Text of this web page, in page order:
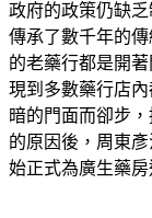
政府的政策仍缺
傳承了數千年的
的老藥行都是開
現到多數藥行店
暗的門面而卻步
的原因後，周東
始正式為廣生藥房